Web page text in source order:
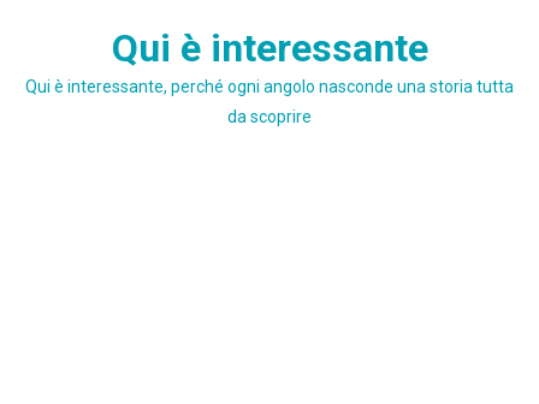
Qui è interessante
Qui è interessante, perché ogni angolo nasconde una storia tutta
da scoprire